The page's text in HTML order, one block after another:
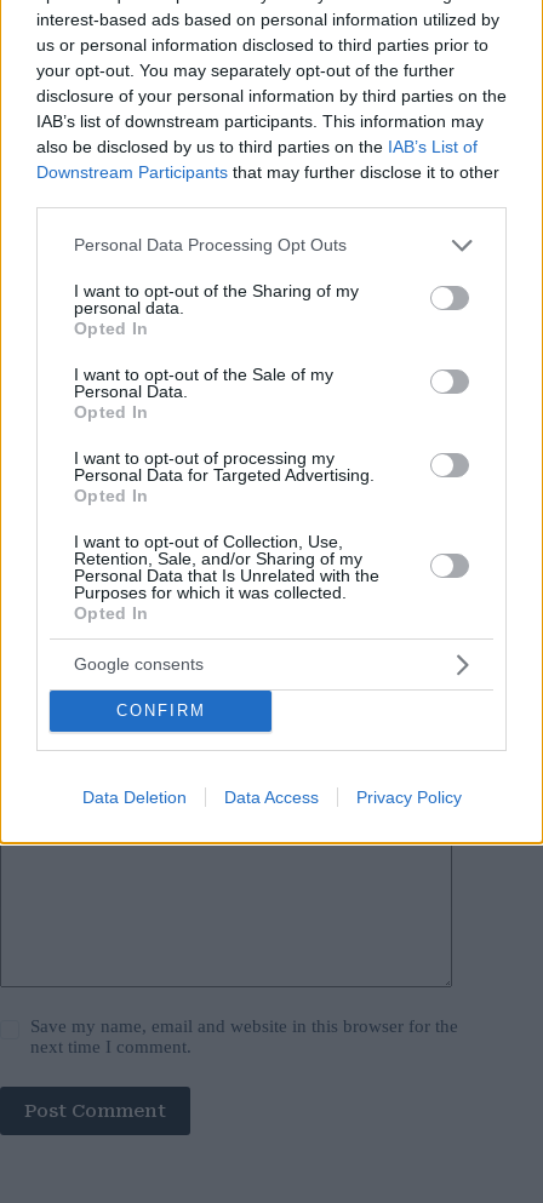
interest-based ads based on personal information utilized by
us or personal information disclosed to third parties prior to
your opt-out. You may separately opt-out of the further
disclosure of your personal information by third parties on the
IAB’s list of downstream participants. This information may
also be disclosed by us to third parties on the IAB’s List of
Downstream Participants that may further disclose it to other
Please note that this website/app uses one or more Google
not limited to your visit or usage behaviour. You may click to
grant or deny consent to Google and its third-party tags to
use your data for below specified purposes in below Google
consent section.
Personal Data Processing Opt Outs
I want to opt-out of the Sharing of my
personal data.
Opted In
I want to opt-out of the Sale of my
Personal Data.
Opted In
I want to opt-out of processing my
Personal Data for Targeted Advertising.
Opted In
I want to opt-out of Collection, Use,
Retention, Sale, and/or Sharing of my
Personal Data that Is Unrelated with the
Purposes for which it was collected.
Opted In
Google consents
CONFIRM
Data Deletion Data Access Privacy Policy
nel 2026
Politica in Ungheria
La Germania ha lanciato una minaccia aperta senza
precedenti contro l’Ungheria,afferma il FM Szijjártó.
L‘UE attende le elezioni ungheresiprima di dare un
pugno in faccia a Putin con un nuovo divieto, afferma
Notizie aggiuntive
L’unghereseMOL cerca il petrolio sul lago Balatondal
cielo
La Serbia acquisisce missili ipersonici
Balcani
categoria notizie rapide
ungheria
Leave a Reply
Your email address will not be published. Required fields are marked
*
Save my name, email and website in this browser for the
next time I comment.
Post Comment